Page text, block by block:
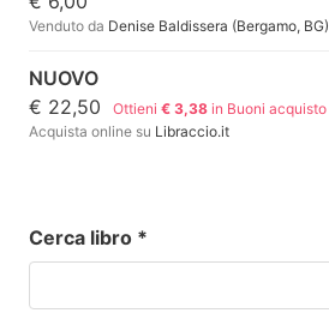
Venduto da Denise Baldissera (Bergamo, BG)
NUOVO
€ 22,50
Ottieni€ 3,38 in Buoni acquisto
Acquista online su Libraccio.it
Cerca libro *